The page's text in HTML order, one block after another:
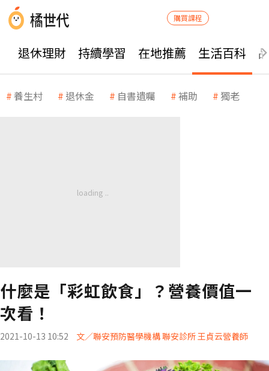
購買課程
退休理財 持續學習 在地推薦 生活百科
養生村 退休金 自書遺囑 補助 獨老
什麼是「彩虹飲食」？營養價值一
次看！
2021-10-13 10:52 文／聯安預防醫學機構 聯安診所 王貞云營養師